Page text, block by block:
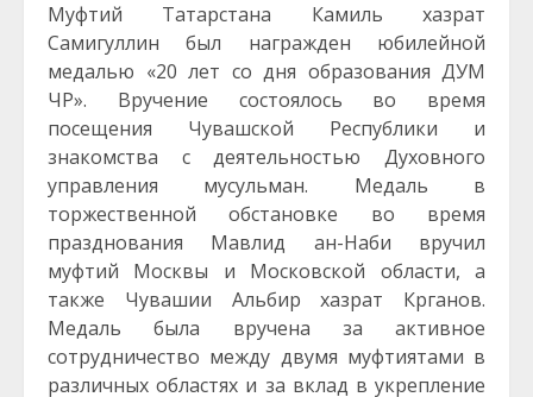
Муфтий Татарстана Камиль хазрат
Самигуллин был награжден юбилейной
медалью «20 лет со дня образования ДУМ
ЧР». Вручение состоялось во время
посещения Чувашской Республики и
знакомства с деятельностью Духовного
управления мусульман. Медаль в
торжественной обстановке во время
празднования Мавлид ан-Наби вручил
муфтий Москвы и Московской области, а
также Чувашии Альбир хазрат Крганов.
Медаль была вручена за активное
сотрудничество между двумя муфтиятами в
различных областях и за вклад в укрепление